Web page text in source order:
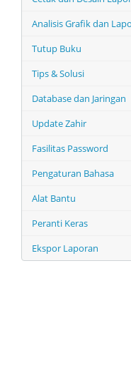
Analisis Grafik dan
Tutup Buku
Tips & Solusi
Database dan Jaringan
Update Zahir
Fasilitas Password
Pengaturan Bahasa
Alat Bantu
Peranti Keras
Ekspor Laporan